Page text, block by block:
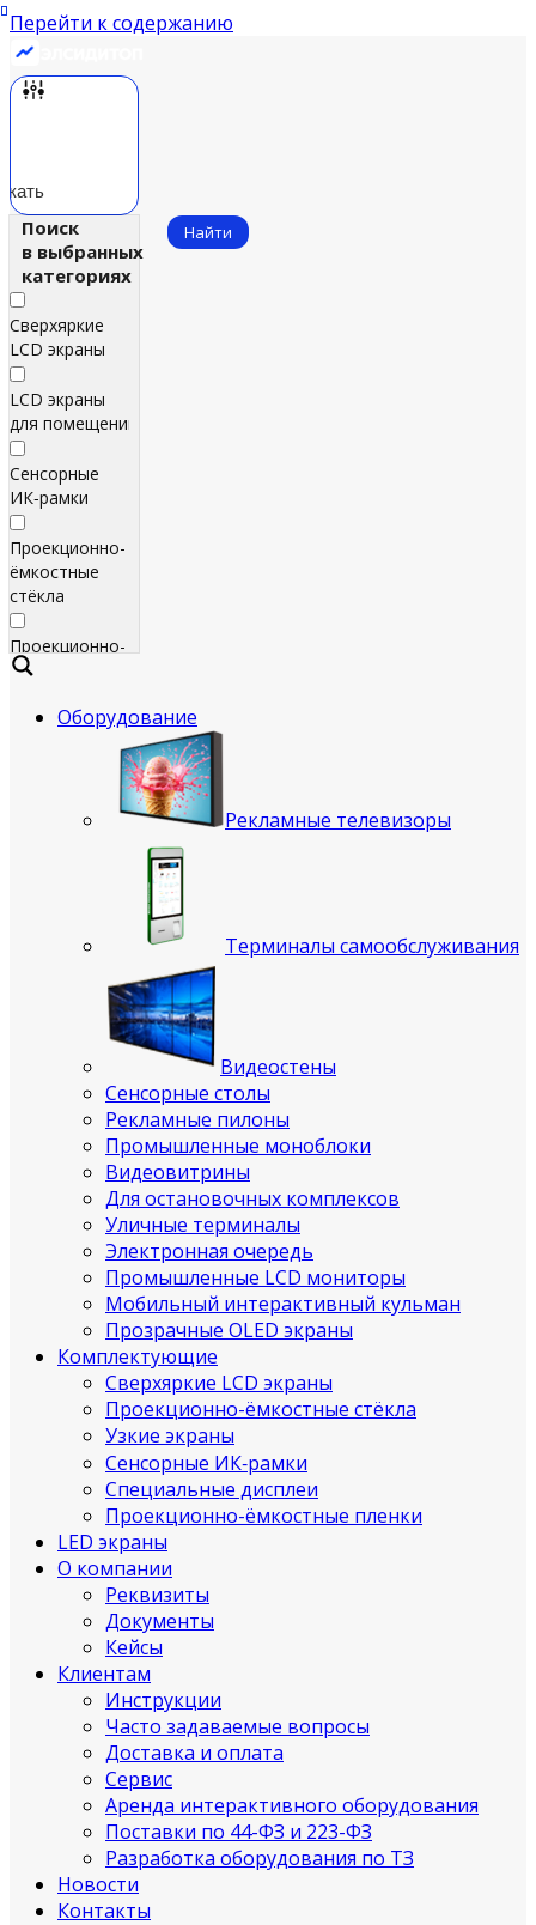
Перейти к содержанию
Поиск
в выбранных
категориях
Сверхяркие
LCD экраны
LCD экраны
для помещений
Сенсорные
ИК‑рамки
Проекционно-
ёмкостные
стёкла
Проекционно-
ёмкостные
Найти
Оборудование
Рекламные телевизоры
Терминалы самообслуживания
Видеостены
Сенсорные столы
Рекламные пилоны
Промышленные моноблоки
Видеовитрины
Для остановочных комплексов
Уличные терминалы
Электронная очередь
Промышленные LCD мониторы
Мобильный интерактивный кульман
Прозрачные OLED экраны
Комплектующие
Сверхяркие LCD экраны
Проекционно-ёмкостные стёкла
Узкие экраны
Сенсорные ИК‑рамки
Специальные дисплеи
Проекционно-ёмкостные пленки
LED экраны
О компании
Реквизиты
Документы
Кейсы
Клиентам
Инструкции
Часто задаваемые вопросы
Доставка и оплата
Сервис
Аренда интерактивного оборудования
Поставки по 44-ФЗ и 223-ФЗ
Разработка оборудования по ТЗ
Новости
Контакты